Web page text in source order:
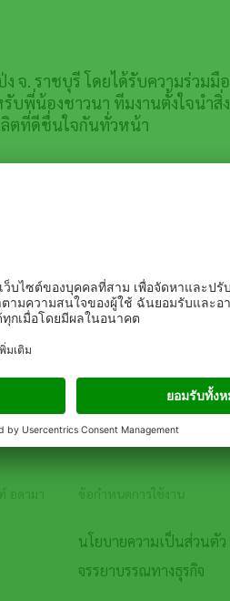
จ. ราชบุรี โดยได้รับความร่วมมือ
บพี่น้องชาวนา ทีมงานตั้งใจนำสิ่ง
ตที่ดีชื่นใจกันทั่วหน้า
อดามา ข้อกำหนดการใช้งาน
นโยบายความเป็นส่วนตัว
จรรยาบรรณทางธุรกิจ